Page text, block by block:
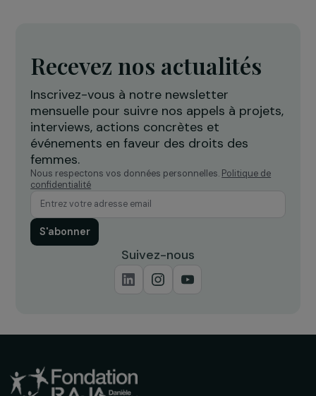
ARTICLES
Tribune de Sophie Pouget sur Euronews :
signifient les élections européennes pour
l’égalité hommes-femmes ?”
11 juin 2024
Recevez nos actualités